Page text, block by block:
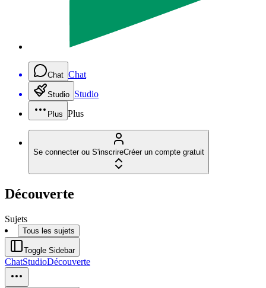
Chat Chat
Studio Studio
Plus Plus
Se connecter ou S'inscrireCréer un compte gratuit
Découverte
Sujets
Tous les sujets
Toggle Sidebar
ChatStudioDécouverte